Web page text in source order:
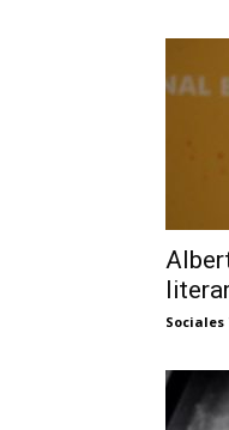
Sociales